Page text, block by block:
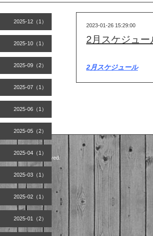
2025-12（1）
2025-10（1）
2025-09（2）
2025-07（1）
2025-06（1）
2025-05（2）
2025-04（1）
2025-03（1）
2025-02（1）
2025-01（2）
2023-01-26 15:29:00
2月スケジュ
2月スケジュール
. All Rights Reserved.